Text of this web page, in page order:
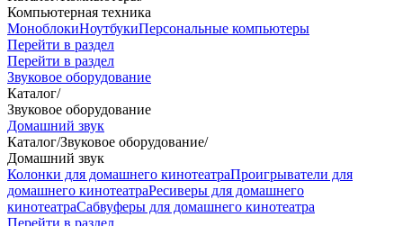
Компьютерная техника
МоноблокиНоутбукиПерсональные компьютеры
Перейти в раздел
Перейти в раздел
Звуковое оборудование
Каталог/
Звуковое оборудование
Домашний звук
Каталог/Звуковое оборудование/
Домашний звук
Колонки для домашнего кинотеатраПроигрыватели для
домашнего кинотеатраРесиверы для домашнего
кинотеатраСабвуферы для домашнего кинотеатра
Перейти в раздел